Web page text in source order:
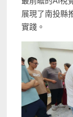
展現了南投縣
實踐。